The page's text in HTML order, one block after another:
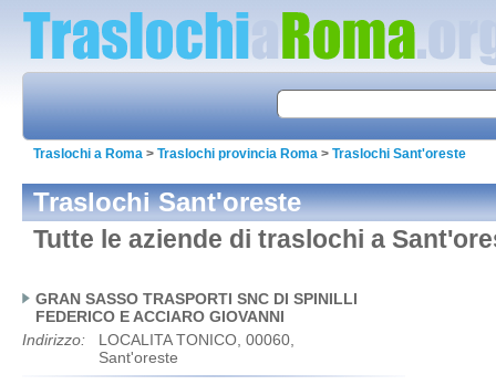
Traslochi a Roma > Traslochi provincia Roma > Traslochi Sant'oreste
Traslochi Sant'oreste
Tutte le aziende di traslochi a
GRAN SASSO TRASPORTI SNC DI SPINILLI
FEDERICO E ACCIARO GIOVANNI
Indirizzo:
LOCALITA TONICO, 00060,
Sant'oreste